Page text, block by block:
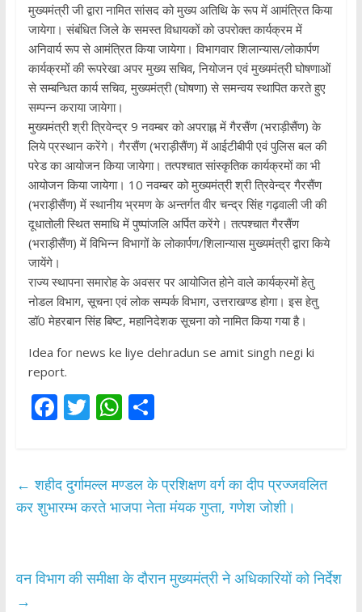
मुख्यमंत्री जी द्वारा नामित सांसद को मुख्य अतिथि के रूप में आमंत्रित किया
जायेगा। संबंधित जिले के समस्त विधायकों को उपरोक्त कार्यक्रम में
अनिवार्य रूप से आमंत्रित किया जायेगा। विभागवार शिलान्यास/लोकार्पण
कार्यक्रमों की रूपरेखा अपर मुख्य सचिव, नियोजन एवं मुख्यमंत्री घोषणाओं
से सम्बन्धित कार्य सचिव, मुख्यमंत्री (घोषणा) से समन्वय स्थापित करते हुए
सम्पन्न कराया जायेगा।
मुख्यमंत्री श्री त्रिवेन्द्र 9 नवम्बर को अपराह्न में गैरसैंण (भराड़ीसैंण) के
लिये प्रस्थान करेंगे। गैरसैंण (भराड़ीसैंण) में आईटीबीपी एवं पुलिस बल की
परेड का आयोजन किया जायेगा। तत्पश्चात सांस्कृतिक कार्यक्रमों का भी
आयोजन किया जायेगा। 10 नवम्बर को मुख्यमंत्री श्री त्रिवेन्द्र गैरसैंण
(भराड़ीसैंण) में स्थानीय भ्रमण के अन्तर्गत वीर चन्द्र सिंह गढ़वाली जी की
दूधातोली स्थित समाधि में पुष्पांजलि अर्पित करेंगे। तत्पश्चात गैरसैंण
(भराड़ीसैंण) में विभिन्न विभागों के लोकार्पण/शिलान्यास मुख्यमंत्री द्वारा किये
जायेंगे।
राज्य स्थापना समारोह के अवसर पर आयोजित होने वाले कार्यक्रमों हेतु
नोडल विभाग, सूचना एवं लोक सम्पर्क विभाग, उत्तराखण्ड होगा। इस हेतु
डॉ0 मेहरबान सिंह बिष्ट, महानिदेशक सूचना को नामित किया गया है।
Idea for news ke liye dehradun se amit singh negi ki
report.
F
b
o
T
er
W
s
A
p
S
e
← शहीद दुर्गामल्ल मण्डल के प्रशिक्षण वर्ग का दीप प्रज्जवलित
कर शुभारम्भ करते भाजपा नेता मंयक गुप्ता, गणेश जोशी।
वन विभाग की समीक्षा के दौरान मुख्यमंत्री ने अधिकारियों को निर्देश
→